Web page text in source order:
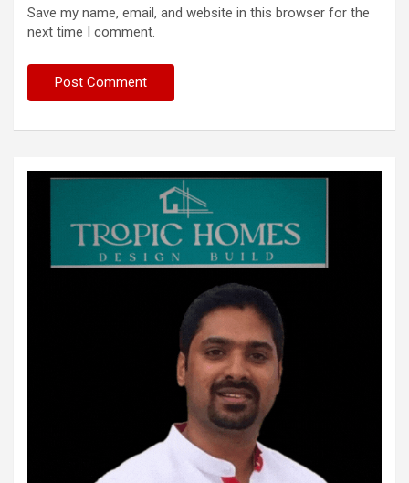
Save my name, email, and website in this browser for the
next time I comment.